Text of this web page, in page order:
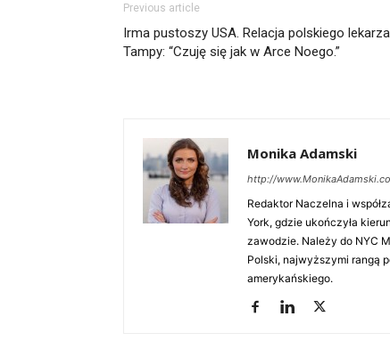
Previous article
Irma pustoszy USA. Relacja polskiego
Tampy: “Czuję się jak w Arce Noego.”
Monika Adamski
http://
Redaktor Naczelna i
York, gdzie ukończyła
zawodzie. Należy do NYC
Polski, najwyższymi rangą
amerykańskiego.